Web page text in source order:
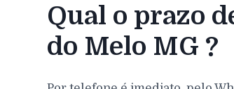
Qual o prazo
do Melo MG ?